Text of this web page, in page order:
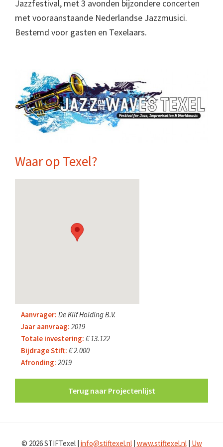
Jazzfestival, met 3 avonden bijzondere concerten
met vooraanstaande Nederlandse Jazzmusici.
Bestemd voor gasten en Texelaars.
Waar op Texel?
Aanvrager: De Klif Holding B.V.
Jaar aanvraag: 2019
Totale investering: € 13.122
Bijdrage Stift: € 2.000
Afronding: 2019
© 2026 STIFTexel | info@stiftexel.nl| www.stiftexel.nl| Uw